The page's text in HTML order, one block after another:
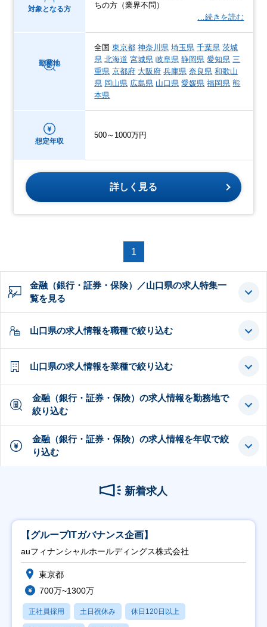
対象となる方
ちの方（業界不問）
…続きを読む
勤務地
全国東京都 神奈川県 埼玉県 千葉県 茨城
県 北海道 宮城県 岐阜県 静岡県 愛知県 三
重県 京都府 大阪府 兵庫県 奈良県 和歌山
県 岡山県 広島県 山口県 愛媛県 福岡県 熊
本県
想定年収
500～1000万円
詳しく見る
1
金融（銀行・証券・保険）／山口県の求人特集一
覧を見る
山口県の求人情報を職種で絞り込む
山口県の求人情報を業種で絞り込む
金融（銀行・証券・保険）の求人情報を勤務地で
絞り込む
金融（銀行・証券・保険）の求人情報を年収で絞
り込む
新着求人
【グループITガバナンス企画】
auフィナンシャルホールディングス株式会社
東京都
700万~1300万
正社員採用 土日祝休み 休日120日以上